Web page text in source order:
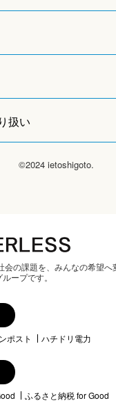
扱い
©2024 ietoshigoto.
会の課題を、みんなの希望へ
ープです。
ポスト ハチドリ電力
ふるさと納税 for Good